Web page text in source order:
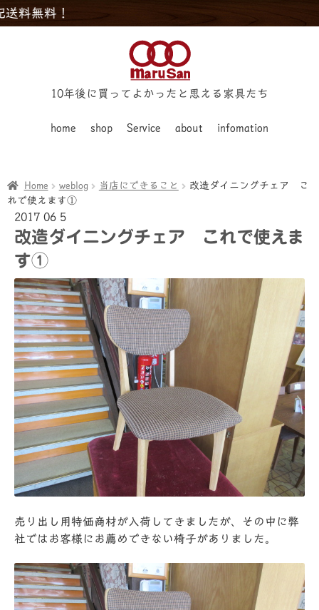
！
home shop Service about infomation
10年後に買ってよかったと思える家具たち
Home weblog 当店にできること
改造ダイニングチェア こ
れで使えます①
2017 06 5
改造ダイニングチェア これで使えま
す①
売り出し用特価商材が入荷してきましたが、その中に弊
社ではお客様にお薦めできない椅子がありました。